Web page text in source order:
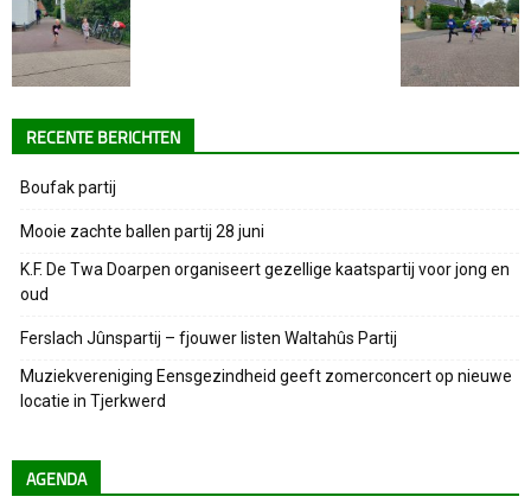
RECENTE BERICHTEN
Boufak partij
Mooie zachte ballen partij 28 juni
K.F. De Twa Doarpen organiseert gezellige kaatspartij voor jong en
oud
Ferslach Jûnspartij – fjouwer listen Waltahûs Partij
Muziekvereniging Eensgezindheid geeft zomerconcert op nieuwe
locatie in Tjerkwerd
AGENDA